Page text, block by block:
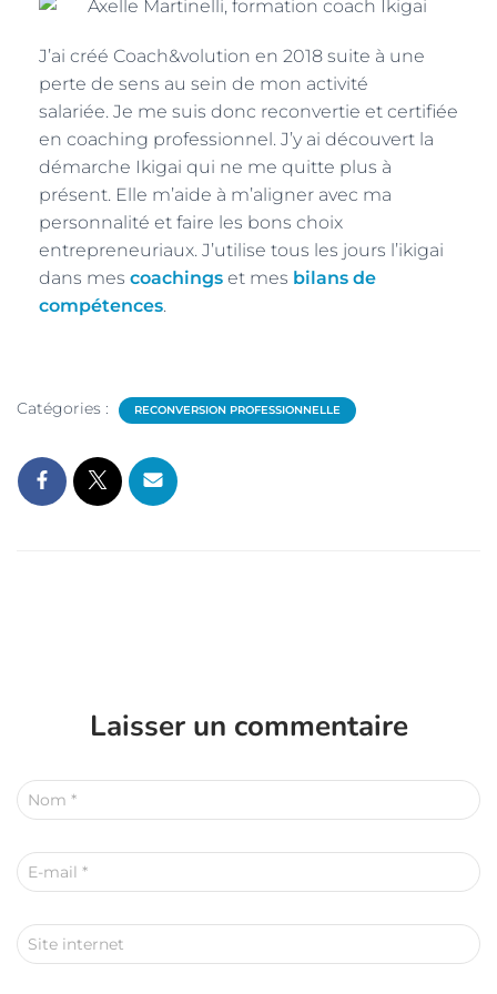
J’ai créé Coach&volution en 2018 suite à une
perte de sens au sein de mon activité
salariée. Je me suis donc reconvertie et certifiée
en coaching professionnel. J’y ai découvert la
démarche Ikigai qui ne me quitte plus à
présent. Elle m’aide à m’aligner avec ma
personnalité et faire les bons choix
entrepreneuriaux. J’utilise tous les jours l’ikigai
dans mes coachings et mes bilans de
compétences.
Catégories : RECONVERSION PROFESSIONNELLE
Laisser un commentaire
Nom *
E-mail *
Site internet